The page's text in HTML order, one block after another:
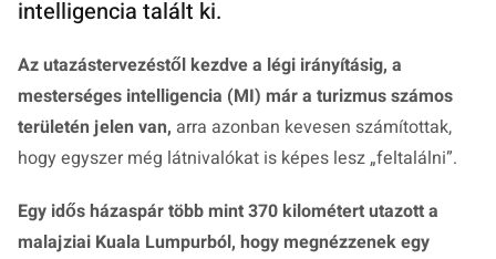
intelligencia talált ki.
Az utazástervezéstől kezdve a légi irányításig, a
mesterséges intelligencia (MI) már a turizmus számos
területén jelen van, arra azonban kevesen számítottak,
hogy egyszer még látnivalókat is képes lesz „feltalálni”.
Egy idős házaspár több mint 370 kilométert utazott a
malajziai Kuala Lumpurból, hogy megnézzenek egy